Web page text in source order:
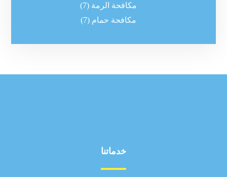
مكافحة الرمة (7)
مكافحة حمام (7)
خدماتنا